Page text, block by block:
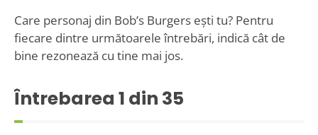
Care personaj din Bob’s Burgers ești tu? Pentru
fiecare dintre următoarele întrebări, indică cât de
bine rezonează cu tine mai jos.
Întrebarea 1 din 35